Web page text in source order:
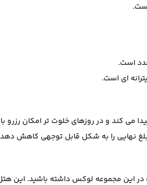
می کند و در روزهای خلوت تر امکان رزرو
مبلغ نهایی را به شکل قابل توجهی کاهش
مجموعه لوکس داشته باشید. این هتل